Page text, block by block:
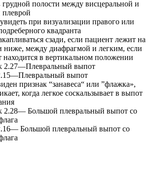
полости между висцеральной и
плеврой
при визуализации правого или
квадранта
сзади, если пациент лежит на
ниже, между диафрагмой и легким, если
находится в вертикальном положении
2.27—Плевральный выпот
выпот
признак “занавеса“ или ”флажка»,
когда легкое соскальзывает в выпот
2.28— Большой плевральный выпот со
Большой плевральный выпот со